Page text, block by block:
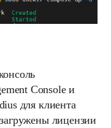
Console и
для клиента
лицензии